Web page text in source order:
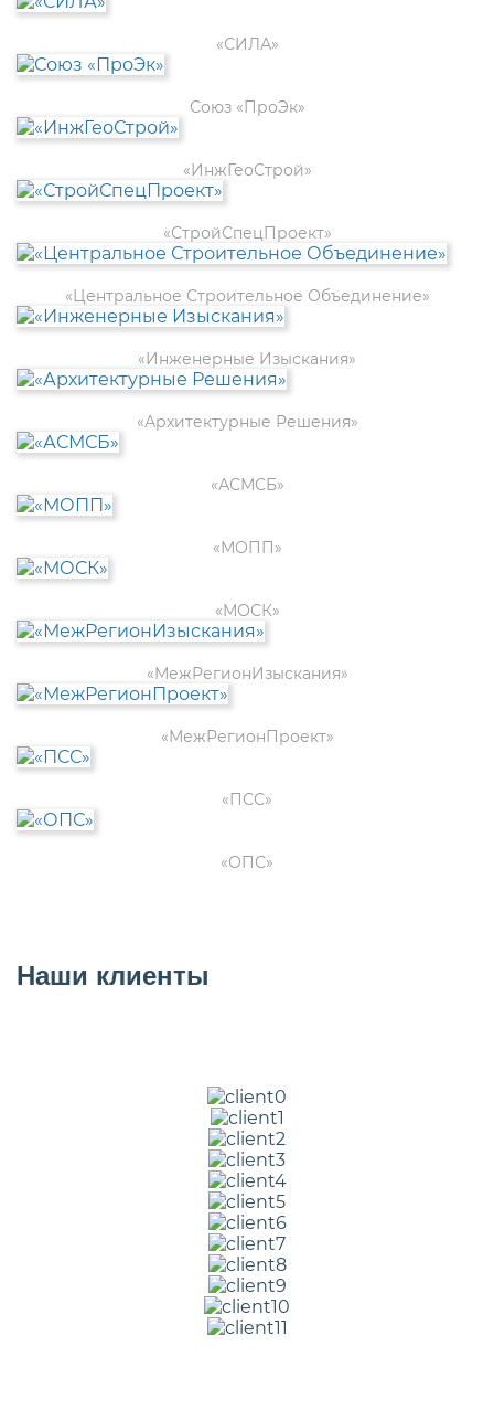
«СИЛА»
Союз «ПроЭк»
«ИнжГеоСтрой»
«СтройСпецПроект»
«Центральное Строительное Объединение»
«Инженерные Изыскания»
«Архитектурные Решения»
«АСМСБ»
«МОПП»
«МОСК»
«МежРегионИзыскания»
«МежРегионПроект»
«ПСС»
«ОПС»
Наши клиенты